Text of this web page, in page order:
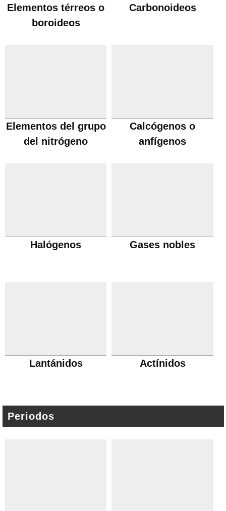
Elementos térreos o
boroideos
Carbonoideos
Elementos del grupo
del nitrógeno
Calcógenos o
anfígenos
Halógenos Gases nobles
Lantánidos Actínidos
Periodos